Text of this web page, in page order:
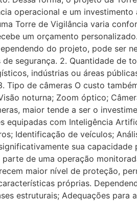
operacional e um
Torre de Vigilância varia
um orçamento
do projeto, pode ser
segurança. 2. Quantidade de
indústrias ou áreas
de câmeras O custo
noturna; Zoom óptico;
maior tende a ser o
equipadas com Inteligência
Identificação de veículos;
sua
de uma operação
maior nível de proteção,
próprias.
estruturais; Adequações